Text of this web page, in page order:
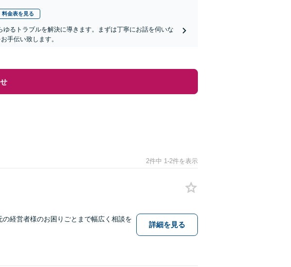
料金表を見る
るトラブルを解決に導きます。まずは丁寧にお話を伺いな
手伝い致します。
2件中 1-2件を表示
経営者様のお困りごとまで幅広く相談を
詳細を見る